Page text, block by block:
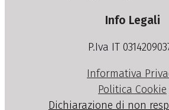
Info Legali
P.Iva IT
Informativa
Politica Cookie
Dichiarazione di non